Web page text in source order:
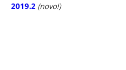
2019.2 (novo!)